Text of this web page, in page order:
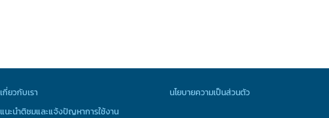
เกี่ยวกับเรา
แนะนำติชมและแจ้งปัญหาการใช้งาน
นโยบายความเป็นส่วนตัว